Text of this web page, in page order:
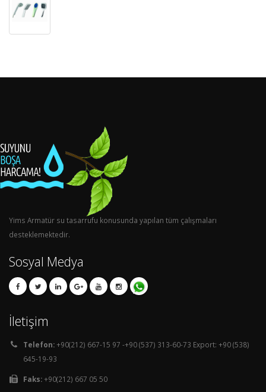
Yims Armatür su tasarrufu konusunda yapılan tüm çalışmaları
desteklemektedir.
Sosyal Medya
İletişim
Telefon:+90(212) 667-15 97 -+90 (537) 313-60-73 Export: +90 (538)
645-19-93
Faks:+90(212) 667 05 50